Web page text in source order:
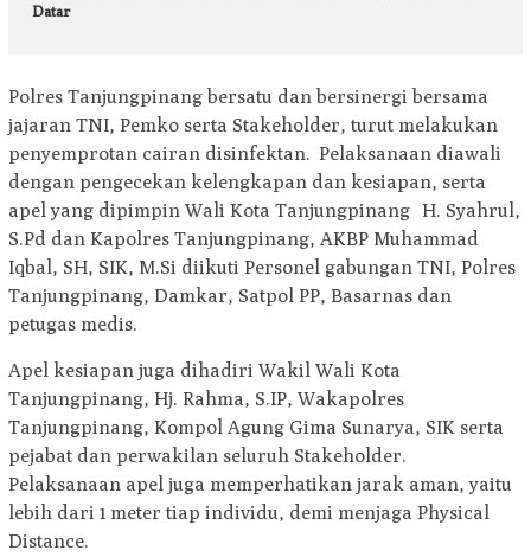
Datar
Polres Tanjungpinang bersatu dan bersinergi bersama
jajaran TNI, Pemko serta Stakeholder, turut melakukan
penyemprotan cairan disinfektan. Pelaksanaan diawali
dengan pengecekan kelengkapan dan kesiapan, serta
apel yang dipimpin Wali Kota Tanjungpinang H. Syahrul,
S.Pd dan Kapolres Tanjungpinang, AKBP Muhammad
Iqbal, SH, SIK, M.Si diikuti Personel gabungan TNI, Polres
Tanjungpinang, Damkar, Satpol PP, Basarnas dan
petugas medis.
Apel kesiapan juga dihadiri Wakil Wali Kota
Tanjungpinang, Hj. Rahma, S.IP, Wakapolres
Tanjungpinang, Kompol Agung Gima Sunarya, SIK serta
pejabat dan perwakilan seluruh Stakeholder.
Pelaksanaan apel juga memperhatikan jarak aman, yaitu
lebih dari 1 meter tiap individu, demi menjaga Physical
Distance.